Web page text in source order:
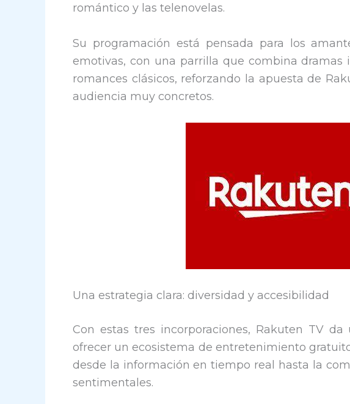
romántico y las telenovelas.
Su programación está pensada para los
emotivas, con una parrilla que combina dramas
romances clásicos, reforzando la apuesta de
audiencia muy concretos.
Una estrategia clara: diversidad y accesibilidad
Con estas tres incorporaciones, Rakuten TV
ofrecer un ecosistema de entretenimiento
desde la información en tiempo real hasta la
sentimentales.